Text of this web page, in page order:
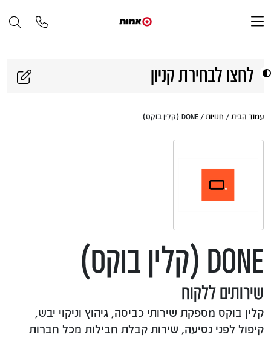
לחצו לבחירת קניון
עמוד הבית / חנויות / DONE (קלין בוקס)
DONE (קלין בוקס)
שירותים ללקוח
קלין בוקס מספקת שירותי כביסה, גיהוץ וניקוי יבש,
קיפול לפני נסיעה, שירות קבלת חבילות מכל חברות